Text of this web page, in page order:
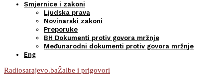
Smjernice i zakoni
Ljudska prava
Novinarski zakoni
Preporuke
BH Dokumenti protiv govora mržnje
Međunarodni dokumenti protiv govora mržnje
Eng
Radiosarajevo.baŽalbe i prigovori